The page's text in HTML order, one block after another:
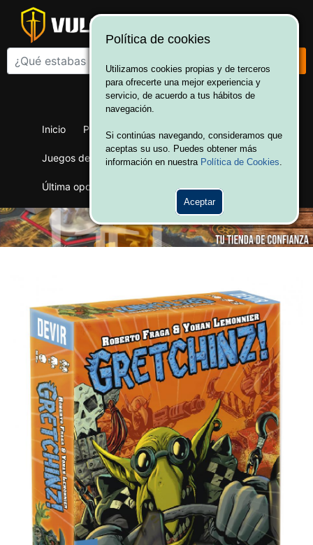
¡Bienvenido a Vulcania!
Inicio Productos Juegos de mesa
Juegos de cartas Merchandising Ofertas
Última oportunidad Wargames
Política de cookies
Utilizamos cookies propias y de terceros
para ofrecerte una mejor experiencia y
servicio, de acuerdo a tus hábitos de
navegación.
Si continúas navegando, consideramos que
aceptas su uso. Puedes obtener más
información en nuestra Política de Cookies.
Aceptar